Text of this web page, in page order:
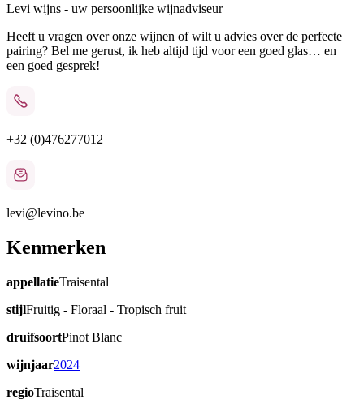
Levi wijns - uw persoonlijke wijnadviseur
Heeft u vragen over onze wijnen of wilt u advies over de perfecte
pairing? Bel me gerust, ik heb altijd tijd voor een goed glas… en
een goed gesprek!
+32 (0)476277012
levi@levino.be
Kenmerken
appellatieTraisental
stijlFruitig - Floraal - Tropisch fruit
druifsoortPinot Blanc
wijnjaar2024
regioTraisental